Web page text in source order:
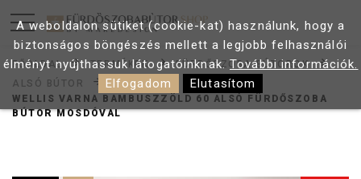
FŐOLDAL TERMÉKEK
FÜRDŐSZOBA BÚTOROK
ALSÓ BÚTOR
WELLIS VARNA BAMBUSZZÖLD 60 ALSÓ FÜRDŐSZOBA
BÚTOR MOSDÓVAL
A weboldalon sütiket (cookie-kat) használunk, hogy a
biztonságos böngészés mellett a legjobb felhasználói
élményt nyújthassuk látogatóinknak.További információk.
Elfogadom
Elutasítom